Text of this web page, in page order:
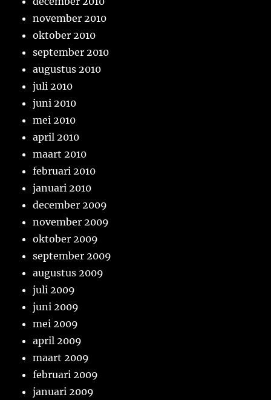
november 2010
oktober 2010
september 2010
augustus 2010
juli 2010
juni 2010
mei 2010
april 2010
maart 2010
februari 2010
januari 2010
december 2009
november 2009
oktober 2009
september 2009
augustus 2009
juli 2009
juni 2009
mei 2009
april 2009
maart 2009
februari 2009
januari 2009